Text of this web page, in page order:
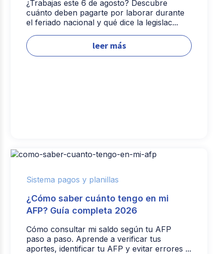
¿Trabajas este 6 de agosto? Descubre
cuánto deben pagarte por laborar durante
el feriado nacional y qué dice la legislac...
leer más
Sistema pagos y planillas
¿Cómo saber cuánto tengo en mi
AFP? Guía completa 2026
Cómo consultar mi saldo según tu AFP
paso a paso. Aprende a verificar tus
aportes, identificar tu AFP y evitar errores ...